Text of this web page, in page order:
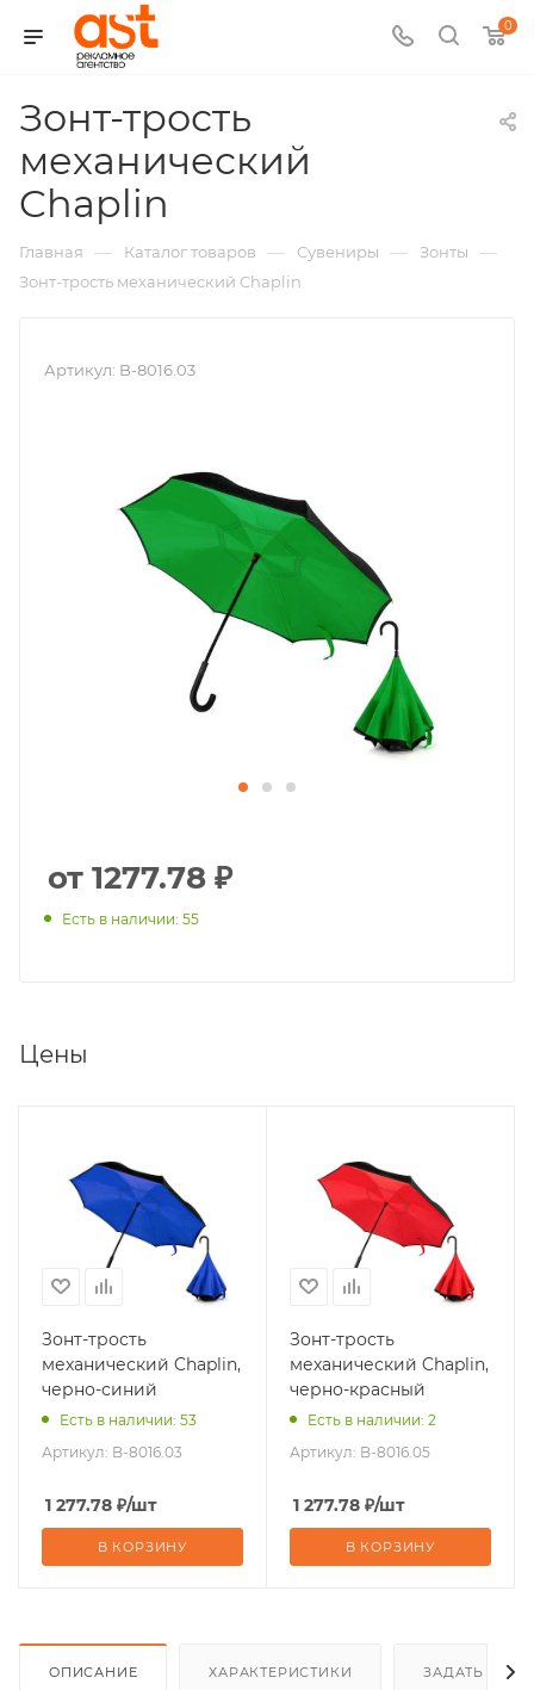
0
Зонт-трость
механический
Chaplin
арт.:
B-
Главная — Каталог товаров — Сувениры — Зонты —
Зонт-трость механический Chaplin
Артикул: B-8016.03
от 1277.78 ₽
Есть в наличии: 55
Цены
Зонт-трость
механический Chaplin,
черно-синий
Есть в наличии: 53
Артикул: B-8016.03
1 277.78 ₽/шт
В КОРЗИНУ
Зонт-трость
механический Chaplin,
черно-красный
Есть в наличии: 2
Артикул: B-8016.05
1 277.78 ₽/шт
В КОРЗИНУ
ОПИСАНИЕ ХАРАКТЕРИСТИКИ ЗАДАТЬ